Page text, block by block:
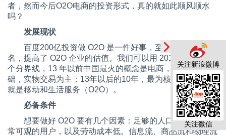
关注新浪微博
关注微信
者，然而今后O2O电商的投资形式，真的就如此顺风顺水
吗？
发展现状
百度200亿投资做 O2O 是一件好事，至少它给 O2O
名，提高了 O2O 企业的估值。我们可以用 2013
年作为一
个分界线， 13 年以前中国最火的概念是电商，以PC为基
础，实物交易为主； 13年以后的10年，最为核心的两个词
就是移动和生活服务（O2O）。
必备条件
想要做好 O2O 要有几个因素：足够的人口稠密度，非
常可观的用户，以及劳动成本低。信息流、商品流和物理流